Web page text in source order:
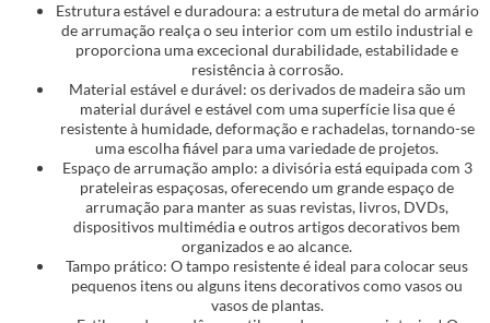
Estrutura estável e duradoura: a estrutura de metal do armário
de arrumação realça o seu interior com um estilo industrial e
proporciona uma excecional durabilidade, estabilidade e
resistência à corrosão.
Material estável e durável: os derivados de madeira são um
material durável e estável com uma superfície lisa que é
resistente à humidade, deformação e rachadelas, tornando-se
uma escolha fiável para uma variedade de projetos.
Espaço de arrumação amplo: a divisória está equipada com 3
prateleiras espaçosas, oferecendo um grande espaço de
arrumação para manter as suas revistas, livros, DVDs,
dispositivos multimédia e outros artigos decorativos bem
organizados e ao alcance.
Tampo prático: O tampo resistente é ideal para colocar seus
pequenos itens ou alguns itens decorativos como vasos ou
vasos de plantas.